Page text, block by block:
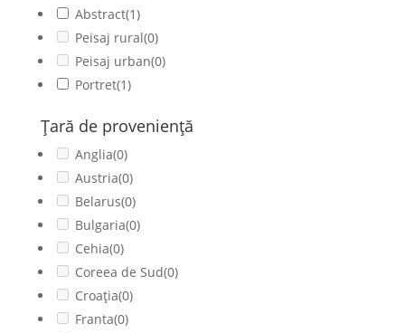
Abstract(1)
Peisaj rural(0)
Peisaj urban(0)
Portret(1)
Ţară de provenienţă
Anglia(0)
Austria(0)
Belarus(0)
Bulgaria(0)
Cehia(0)
Coreea de Sud(0)
Croația(0)
Franta(0)